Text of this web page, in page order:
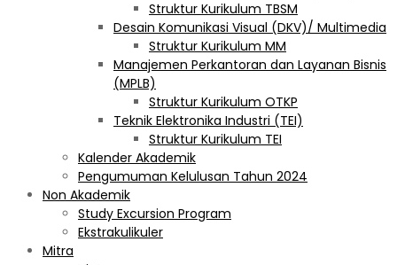
Struktur Kurikulum TBSM
Desain Komunikasi Visual (DKV)/ Multimedia
Struktur Kurikulum MM
Manajemen Perkantoran dan Layanan Bisnis
(MPLB)
Struktur Kurikulum OTKP
Teknik Elektronika Industri (TEI)
Struktur Kurikulum TEI
Kalender Akademik
Pengumuman Kelulusan Tahun 2024
Non Akademik
Study Excursion Program
Ekstrakulikuler
Mitra